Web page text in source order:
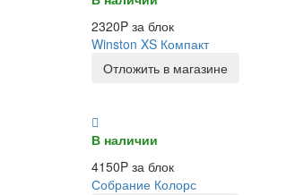
2320P за блок
Winston XS Компакт
Отложить в магазине
В наличии
4150P за блок
Собрание Колорс